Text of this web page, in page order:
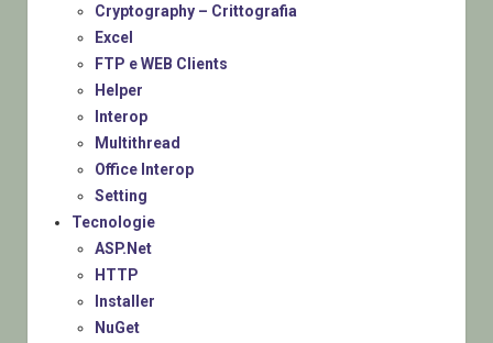
Cryptography – Crittografia
Excel
FTP e WEB Clients
Helper
Interop
Multithread
Office Interop
Setting
Tecnologie
ASP.Net
HTTP
Installer
NuGet